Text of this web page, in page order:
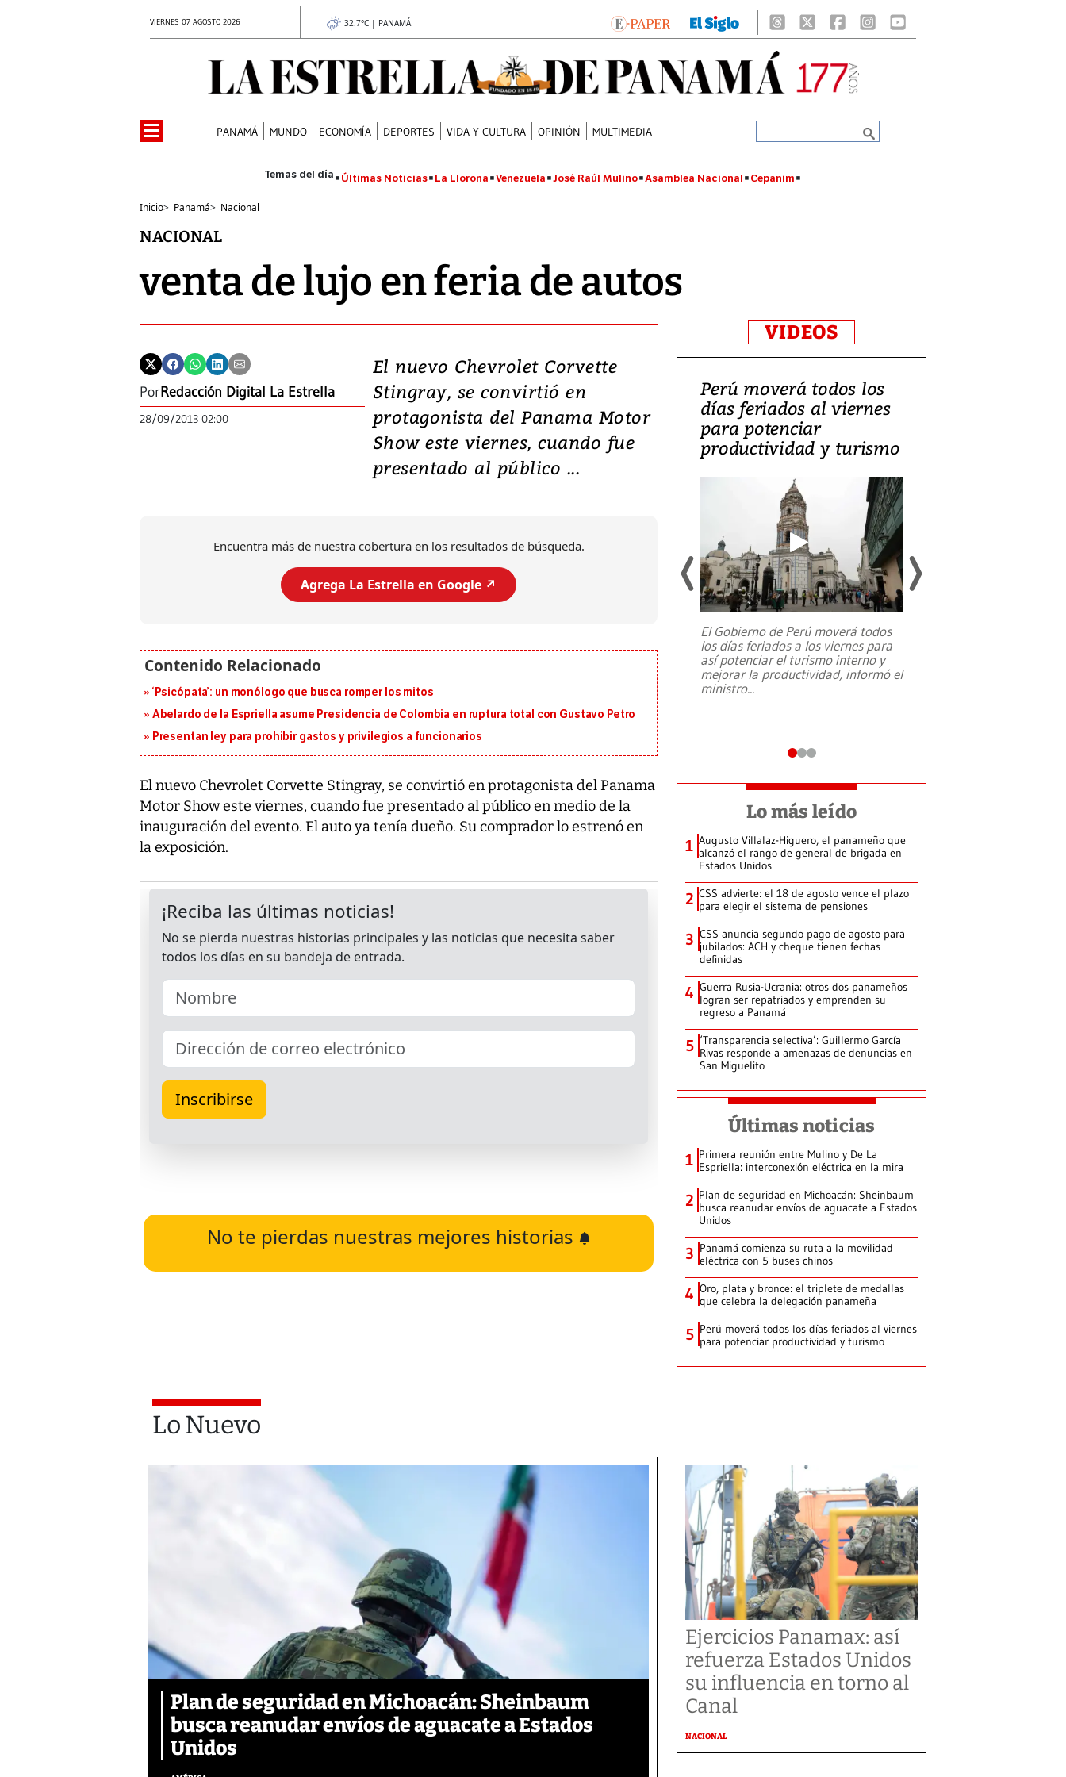
VIERNES 07 AGOSTO 2026 32.7°C | PANAMÁ
PANAMÁ MUNDO ECONOMÍA DEPORTES VIDA Y CULTURA OPINIÓN MULTIMEDIA
Últimas Noticias La Llorona Venezuela José Raúl Mulino Asamblea Nacional Cepanim
Inicio> Panamá> Nacional
NACIONAL
venta de lujo en feria de autos
PorRedacción Digital La Estrella
28/09/2013 02:00
El nuevo Chevrolet Corvette
Stingray, se convirtió en
protagonista del Panama Motor
Show este viernes, cuando fue
presentado al público ...
Encuentra más de nuestra cobertura en los resultados de búsqueda.
Agrega La Estrella en Google ↗️
‘Psicópata’: un monólogo que busca romper los mitos
Abelardo de la Espriella asume Presidencia de Colombia en ruptura total con Gustavo Petro
Presentan ley para prohibir gastos y privilegios a funcionarios
El nuevo Chevrolet Corvette Stingray, se convirtió en protagonista del Panama
Motor Show este viernes, cuando fue presentado al público en medio de la
inauguración del evento. El auto ya tenía dueño. Su comprador lo estrenó en
la exposición.
No te pierdas nuestras mejores historias
VIDEOS
Video: Lula lanza su
candidatura con
promesas de inversión
en defensa, educación y
tierras raras
Entre recuerdos y escuetas
candidatura...
Perú moverá todos los
días feriados al viernes
para potenciar
productividad y turismo
El Gobierno de Perú moverá todos
los días feriados a los viernes para
así potenciar el turismo interno y
mejorar la productividad, informó el
ministro...
Lo más leído
1 Augusto Villalaz-Higuero, el panameño que
alcanzó el rango de general de brigada en
Estados Unidos
2 CSS advierte: el 18 de agosto vence el plazo
para elegir el sistema de pensiones
3 CSS anuncia segundo pago de agosto para
jubilados: ACH y cheque tienen fechas
definidas
4 Guerra Rusia-Ucrania: otros dos panameños
logran ser repatriados y emprenden su
regreso a Panamá
5 ‘Transparencia selectiva’: Guillermo García
Rivas responde a amenazas de denuncias en
San Miguelito
Últimas noticias
1 Primera reunión entre Mulino y De La
Espriella: interconexión eléctrica en la mira
2 Plan de seguridad en Michoacán: Sheinbaum
busca reanudar envíos de aguacate a Estados
Unidos
3 Panamá comienza su ruta a la movilidad
eléctrica con 5 buses chinos
4 Oro, plata y bronce: el triplete de medallas
que celebra la delegación panameña
5 Perú moverá todos los días feriados al viernes
para potenciar productividad y turismo
Lo Nuevo
Plan de seguridad en Michoacán: Sheinbaum
busca reanudar envíos de aguacate a Estados
Unidos
Ejercicios Panamax: así
refuerza Estados Unidos
su influencia en torno al
Canal
NACIONAL